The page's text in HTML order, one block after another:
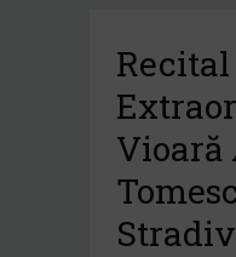
Recital
Vioară